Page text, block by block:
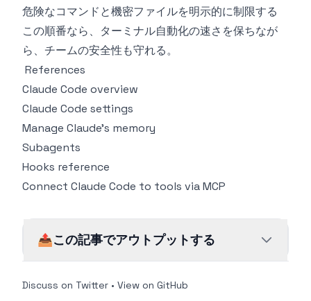
危険なコマンドと機密ファイルを明示的に制限する
この順番なら、ターミナル自動化の速さを保ちなが
ら、チームの安全性も守れる。
References
Claude Code overview
Claude Code settings
Manage Claude's memory
Subagents
Hooks reference
Connect Claude Code to tools via MCP
📤この記事でアウトプットする
Discuss on Twitter • View on GitHub